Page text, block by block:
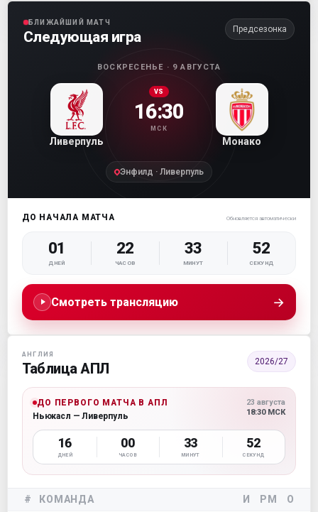
БЛИЖАЙШИЙ МАТЧ
Следующая игра Предсезонка
ВОСКРЕСЕНЬЕ · 9 АВГУСТА
Ливерпуль
VS
16:30
МСК
Монако
Энфилд · Ливерпуль
ДО НАЧАЛА МАТЧА Обновляется автоматически
01
ДНЕЙ
22
ЧАСОВ
33
МИНУТ
51
СЕКУНД
Смотреть трансляцию →
АНГЛИЯ
Таблица АПЛ 2026/27
ДО ПЕРВОГО МАТЧА В АПЛ
Ньюкасл — Ливерпуль
23 августа
18:30 МСК
16
ДНЕЙ
00
ЧАСОВ
33
МИНУТ
51
СЕКУНД
# КОМАНДА И РМ О